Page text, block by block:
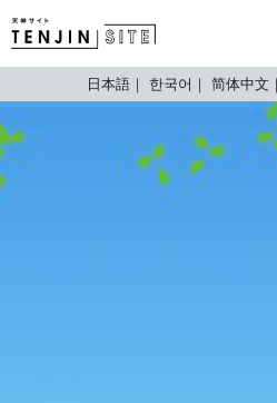
TENJIN SITE
日本語 한국어 简体中文